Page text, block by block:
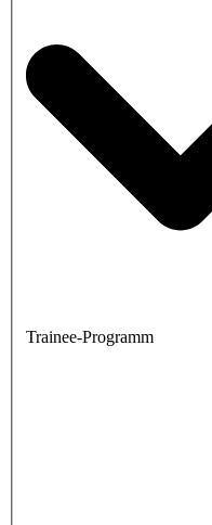
Trainee-Programm